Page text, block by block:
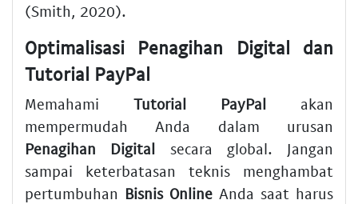
(Smith, 2020).
Optimalisasi Penagihan Digital dan
Tutorial PayPal
Memahami Tutorial PayPal akan
mempermudah Anda dalam urusan
Penagihan Digital secara global. Jangan
sampai keterbatasan teknis menghambat
pertumbuhan Bisnis Online Anda saat harus